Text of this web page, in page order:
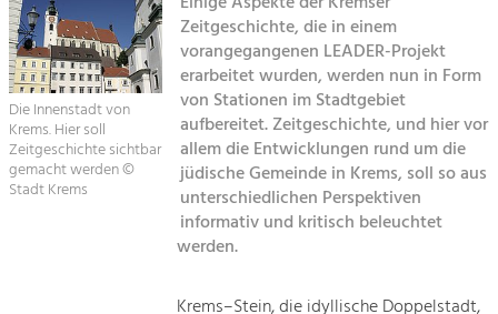
Kirchen am Fluss
Suche
Impressum
Kontakt
Tourismus
Angebotsentwicklung und
Positionierung.
Kunst & Kultur
Handwerk, Wissenschaft und Forschung.
Soziales, Bildung &
Gleichberechtigung, Jugend und
Die Innenstadt von
Krems. Hier soll
Zeitgeschichte sichtbar
gemacht werden ©
Stadt Krems
Zeitgeschichte, die in einem
vorangegangenen LEADER-Projekt
erarbeitet wurden, werden nun in Form
von Stationen im Stadtgebiet
aufbereitet. Zeitgeschichte, und hier vor
allem die Entwicklungen rund um die
jüdische Gemeinde in Krems, soll so aus
unterschiedlichen Perspektiven
informativ und kritisch beleuchtet
werden.
Krems–Stein, die idyllische Doppelstadt,